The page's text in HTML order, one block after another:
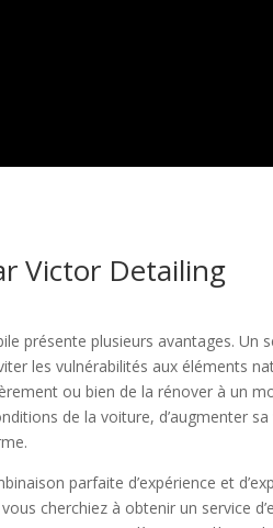
Victor Detailing
présente plusieurs avantages.
les vulnérabilités aux éléments
ou bien de la rénover à un
de la voiture, d’augmenter
parfaite d’expérience et
cherchiez à obtenir un service